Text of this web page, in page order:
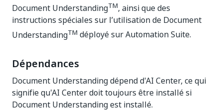
Document UnderstandingTM, ainsi que des
instructions spéciales sur l’utilisation de Document
UnderstandingTM déployé sur Automation Suite.
Dépendances
Document Understanding dépend d'AI Center, ce qui
signifie qu'AI Center doit toujours être installé si
Document Understanding est installé.